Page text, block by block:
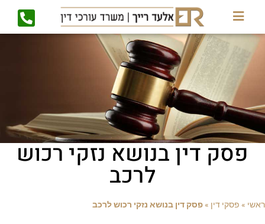
פסק דין בנושא נזקי רכוש
לרכב
ראשי » פסקי דין »פסק דין בנושא נזקי רכוש לרכב